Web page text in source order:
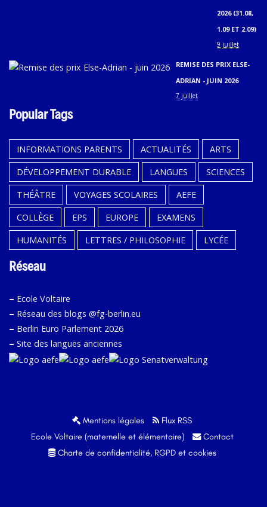
2026 (31.08,
1.09 ET 2.09)
9 juillet
REMISE DES PRIX ELSE-
ADRIAN - JUIN 2026
7 juillet
Popular Tags
INFORMATIONS PARENTS ACTUALITÉS
ARTS
DÉVELOPPEMENT DURABLE
LANGUES
SCIENCES
THÉÂTRE
VOYAGES SCOLAIRES
AEFE
COLLÈGE
EPS EUROPE
EXAMENS
HUMANITÉS
LETTRES / PHILOSOPHIE LYCÉE
Réseau
– Ecole Voltaire
– Réseau des blogs @fg-berlin.eu
– Berlin Euro Parlement 2026
– Site des langues anciennes
Mentions légales
Flux RSS
Ecole Voltaire (maternelle et élémentaire)
Contact
Charte de confidentialité, RGPD et cookies